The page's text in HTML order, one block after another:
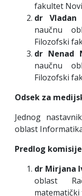
fakultet
dr Vladan
naučnu
Filozofski
dr Nenad
naučnu
Filozofski
Odsek za
Jednog
oblast
Predlog
dr Mirjana
oblast
matematički